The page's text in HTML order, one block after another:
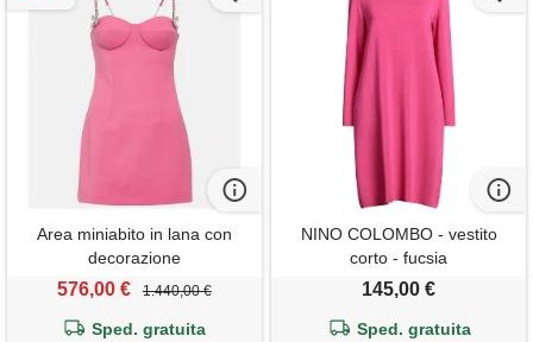
Area miniabito in lana con
decorazione
576,00 € 1.440,00 €
Sped. gratuita
NINO COLOMBO - vestito
corto - fucsia
145,00 €
Sped. gratuita